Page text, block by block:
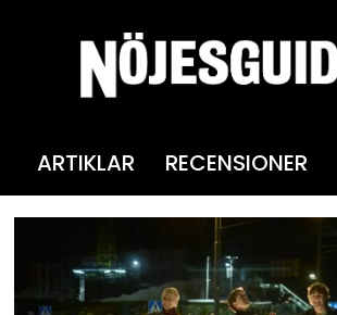
ARTIKLAR RECENSIONER